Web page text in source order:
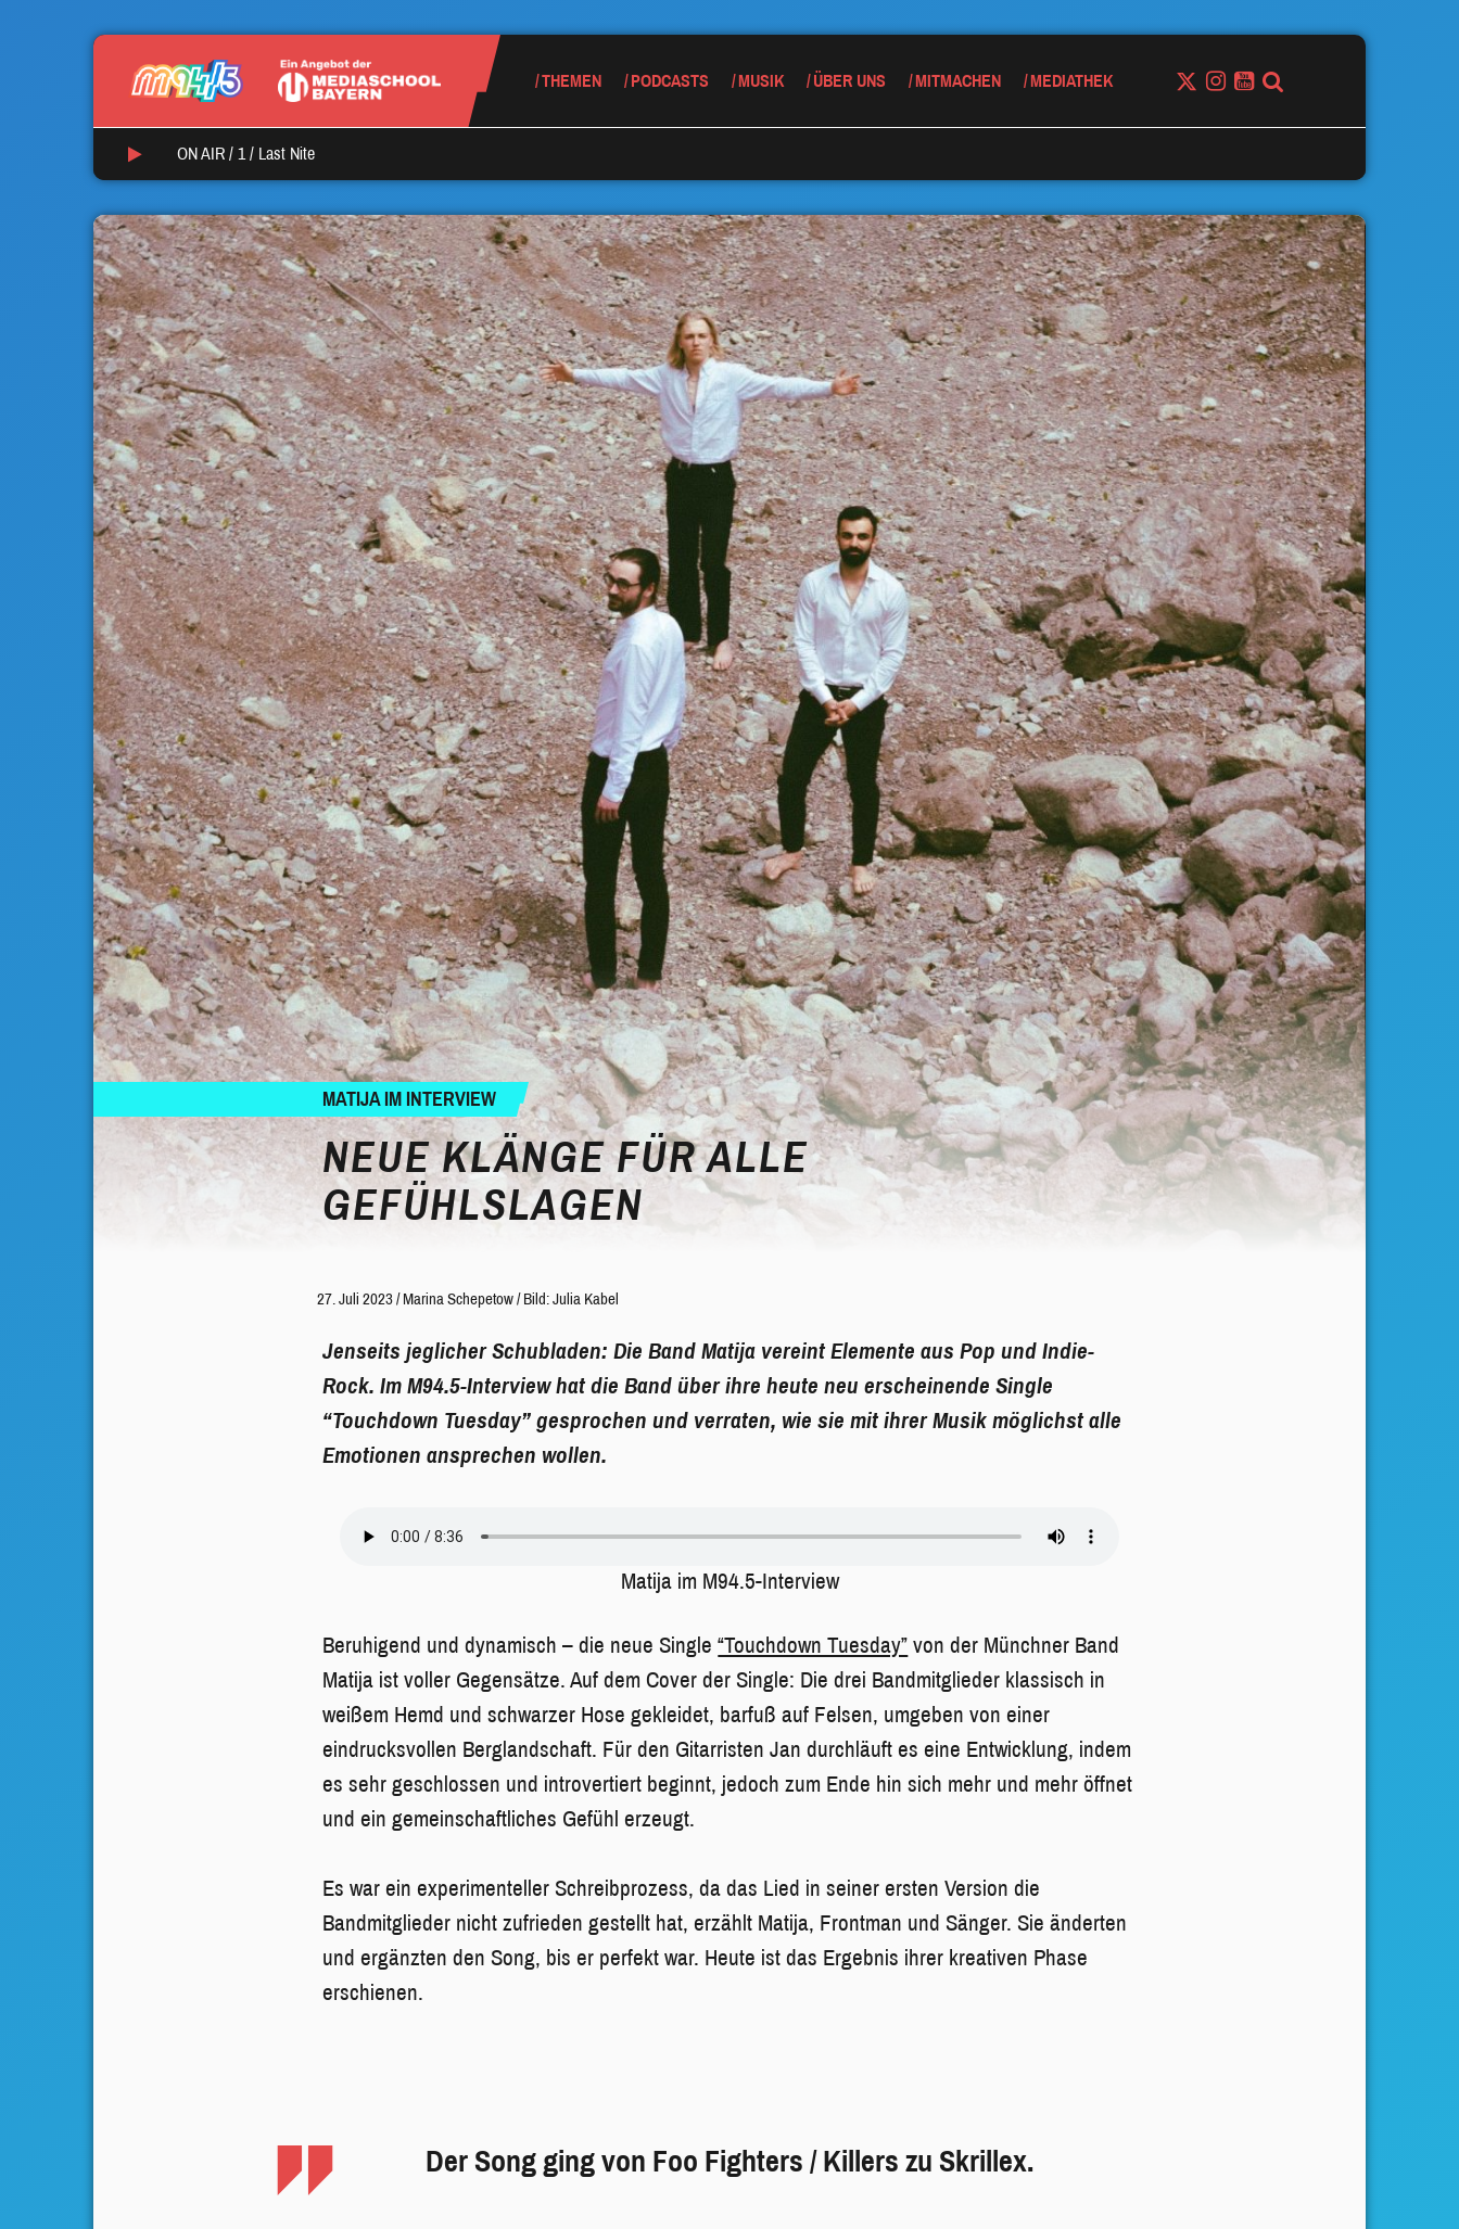
THEMEN PODCASTS MUSIK ÜBER UNS MITMACHEN MEDIATHEK
ON AIR / 1 / Last Nite
MATIJA IM INTERVIEW
NEUE KLÄNGE FÜR ALLE
GEFÜHLSLAGEN
27. Juli 2023/Marina Schepetow/Bild: Julia Kabel
Jenseits jeglicher Schubladen: Die Band Matija vereint Elemente aus Pop und Indie-
Rock. Im M94.5-Interview hat die Band über ihre heute neu erscheinende Single
“Touchdown Tuesday” gesprochen und verraten, wie sie mit ihrer Musik möglichst alle
Emotionen ansprechen wollen.
Matija im M94.5-Interview
Beruhigend und dynamisch – die neue Single“Touchdown Tuesday” von der Münchner Band
Matija ist voller Gegensätze. Auf dem Cover der Single: Die drei Bandmitglieder klassisch in
weißem Hemd und schwarzer Hose gekleidet, barfuß auf Felsen, umgeben von einer
eindrucksvollen Berglandschaft. Für den Gitarristen Jan durchläuft es eine Entwicklung, indem
es sehr geschlossen und introvertiert beginnt, jedoch zum Ende hin sich mehr und mehr öffnet
und ein gemeinschaftliches Gefühl erzeugt.
Es war ein experimenteller Schreibprozess, da das Lied in seiner ersten Version die
Bandmitglieder nicht zufrieden gestellt hat, erzählt Matija, Frontman und Sänger. Sie änderten
und ergänzten den Song, bis er perfekt war. Heute ist das Ergebnis ihrer kreativen Phase
erschienen.
Der Song ging von Foo Fighters / Killers zu Skrillex.